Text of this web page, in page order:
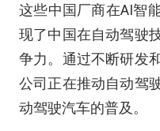
这些中国厂商在AI智
现了中国在自动驾驶
争力。通过不断研发
公司正在推动自动驾
动驾驶汽车的普及。